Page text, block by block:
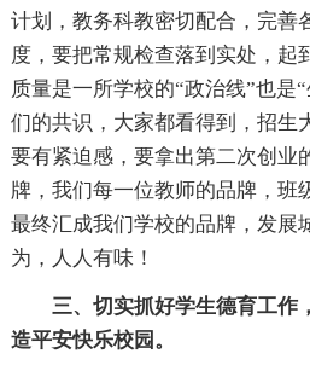
计划，教务科教密切配合，完善
度，要把常规检查落到实处，起
质量是一所学校的“政治线”也是
们的共识，大家都看得到，招生
要有紧迫感，要拿出第二次创业
牌，我们每一位教师的品牌，班
最终汇成我们学校的品牌，发展
为，人人有味！
三、切实抓好学生德育工作
造平安快乐校园。